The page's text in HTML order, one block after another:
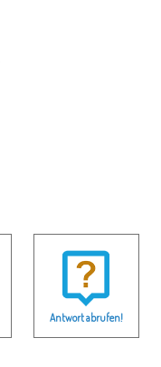
Antwort abrufen!